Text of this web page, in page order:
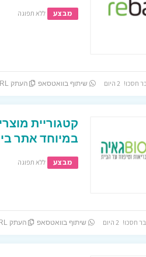
מבצע ללא תפוגה
שיתוף בוואטסאפ העתק URL
קטגוריית
במיוחד אתר
מבצע ללא תפוגה
שיתוף בוואטסאפ העתק URL